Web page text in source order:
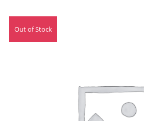
Out of Stock